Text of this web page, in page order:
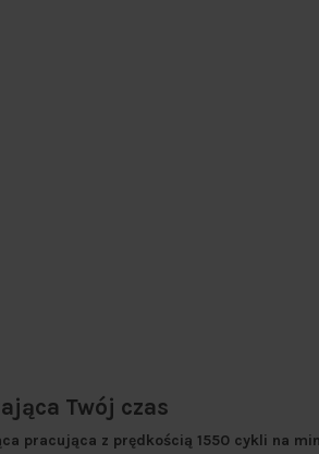
Twój czas
pracująca z prędkością 1550 cykli na